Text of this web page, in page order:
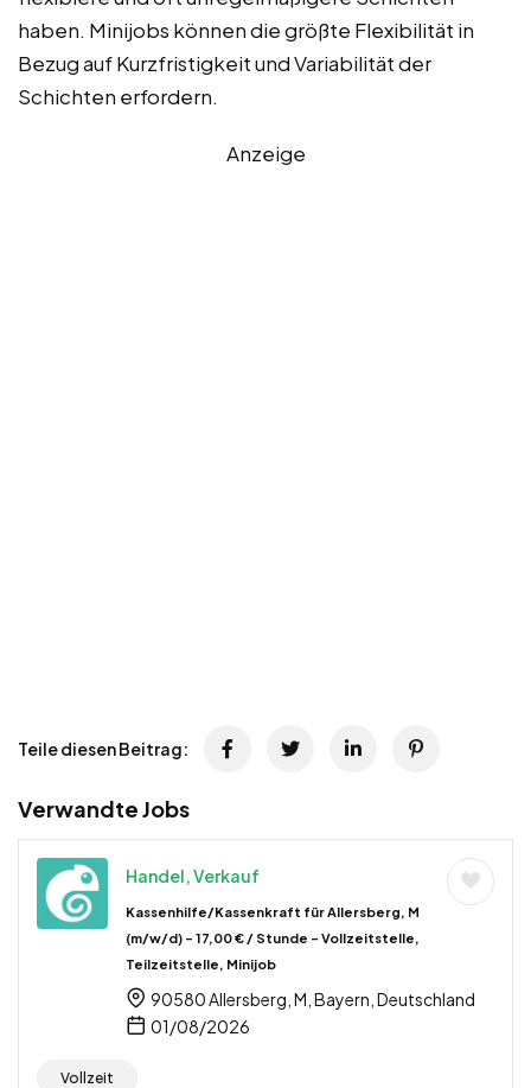
haben. Minijobs können die größte Flexibilität in
Bezug auf Kurzfristigkeit und Variabilität der
Schichten erfordern.
Anzeige
Teile diesen Beitrag:
Verwandte Jobs
Handel, Verkauf
Kassenhilfe/Kassenkraft für Allersberg, M
(m/w/d) – 17,00 € / Stunde – Vollzeitstelle,
Teilzeitstelle, Minijob
90580 Allersberg, M, Bayern, Deutschland
01/08/2026
Vollzeit